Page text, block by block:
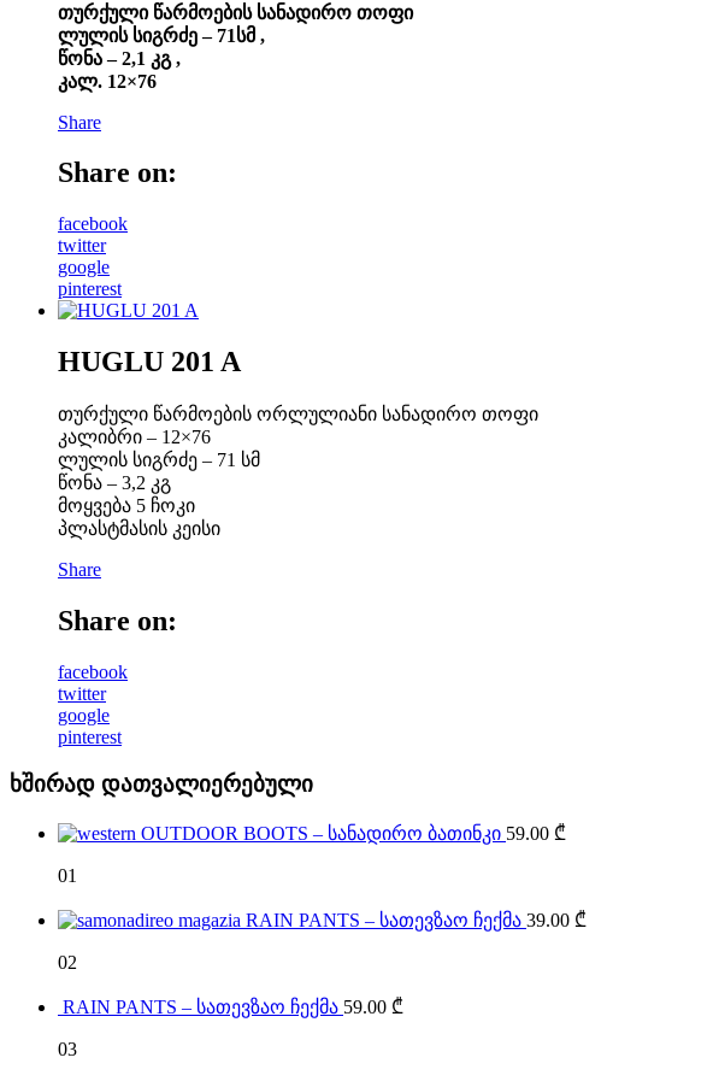
თურქული წარმოების სანადირო თოფი
ლულის სიგრძე – 71სმ ,
წონა – 2,1 კგ ,
კალ. 12×76
Share
Share on:
facebook
twitter
google
pinterest
HUGLU 201 A
თურქული წარმოების ორლულიანი სანადირო თოფი
კალიბრი – 12×76
ლულის სიგრძე – 71 სმ
წონა – 3,2 კგ
მოყვება 5 ჩოკი
პლასტმასის კეისი
Share
Share on:
facebook
twitter
google
pinterest
ხშირად დათვალიერებული
OUTDOOR BOOTS – სანადირო ბათინკი 59.00 ₾
01
RAIN PANTS – სათევზაო ჩექმა 39.00 ₾
02
RAIN PANTS – სათევზაო ჩექმა 59.00 ₾
03